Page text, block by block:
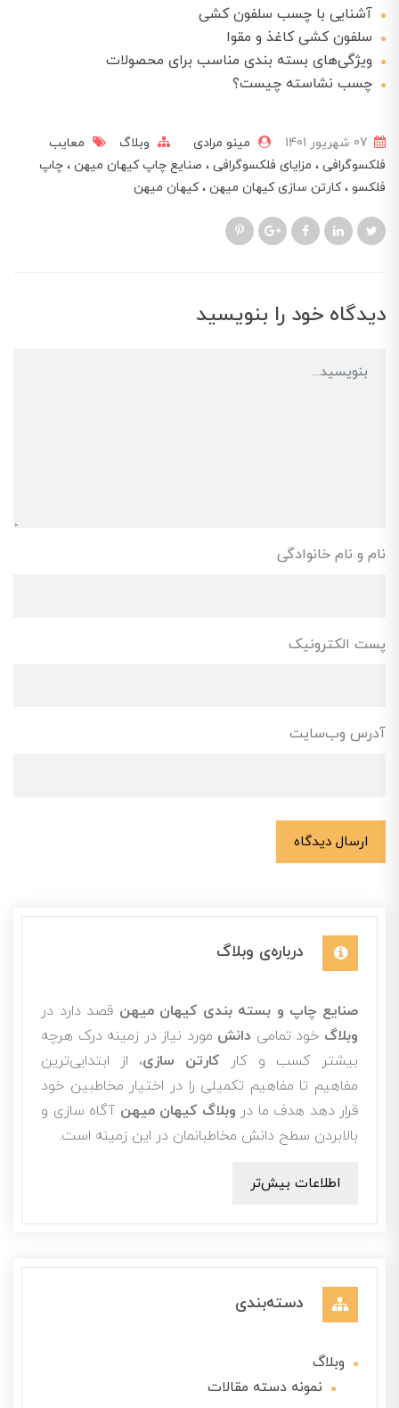
آشنایی با چسب سلفون کشی
سلفون کشی کاغذ و مقوا
ویژگی‌های بسته بندی مناسب برای محصولات
چسب نشاسته چیست؟
مینو مرادی وبلاگ
معایب
فلکسوگرافی
مزایای فلکسوگرافی صنایع چاپ کیهان میهن
چاپ
فلکسو
کارتن سازی کیهان میهن کیهان میهن
دیدگاه خود را بنویسید
نام و نام خانوادگی
پست الکترونیک
آدرس وب‌سایت
ارسال دیدگاه
درباره‌ی وبلاگ
صنایع چاپ و بسته بندی کیهان میهن قصد دارد در
وبلاگ خود تمامی دانش مورد نیاز در زمینه درک هرچه
بیشتر کسب و کار کارتن سازی، از ابتدایی‌ترین
مفاهیم تا مفاهیم تکمیلی را در اختیار مخاطبین خود
قرار دهد هدف ما در وبلاگ کیهان میهن آگاه سازی و
بالابردن سطح دانش مخاطبانمان در این زمینه است.
اطلاعات بیش‌تر
دسته‌بندی
وبلاگ
نمونه دسته مقالات